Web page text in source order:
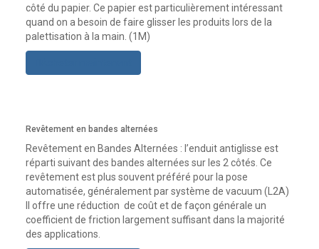
côté du papier. Ce papier est particulièrement intéressant
quand on a besoin de faire glisser les produits lors de la
palettisation à la main. (1M)
Revêtement en bandes alternées
Revêtement en Bandes Alternées : l’enduit antiglisse est
réparti suivant des bandes alternées sur les 2 côtés. Ce
revêtement est plus souvent préféré pour la pose
automatisée, généralement par système de vacuum (L2A)
Il offre une réduction de coût et de façon générale un
coefficient de friction largement suffisant dans la majorité
des applications.